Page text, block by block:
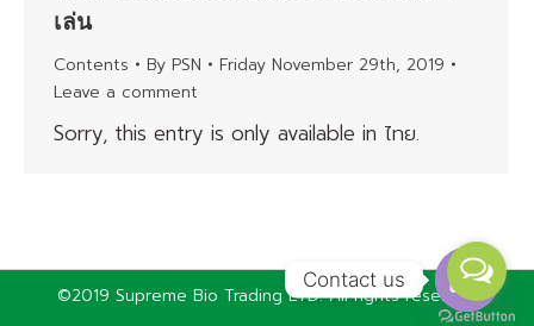
เล่น
Contents By PSN
Friday November 29th, 2019
Leave a comment
Sorry, this entry is only available in ไทย.
©2019 Supreme Bio Trading LTD. All rights reserved
Contact us